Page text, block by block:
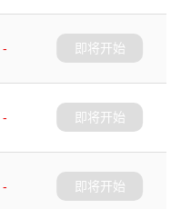
-
即将开始
-
即将开始
-
即将开始